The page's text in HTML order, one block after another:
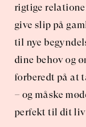
rigtige
give slip på
til nye
dine behov og
forberedt på at
– og måske
perfekt til dit